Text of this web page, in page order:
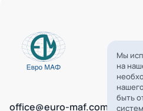
office@euro-maf.com
Мы
на
быть